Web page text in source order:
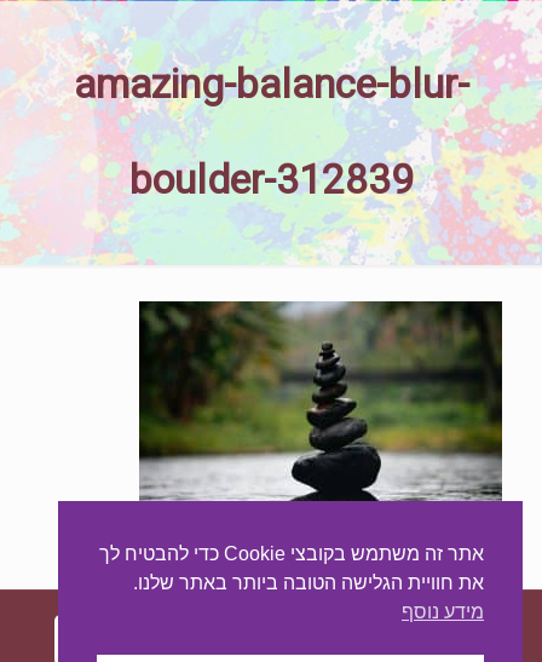
amazing-balance-blur-
boulder-312839
אתר זה משתמש בקובצי Cookie כדי להבטיח לך
את חוויית הגלישה הטובה ביותר באתר שלנו.
מידע נוסף